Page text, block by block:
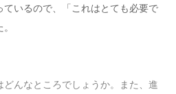
ているので、「これはとても必要で
んなところでしょうか。また、進